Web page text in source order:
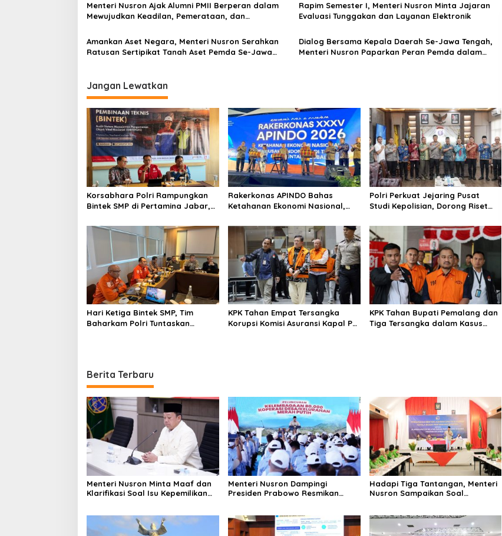
s
Menteri Nusron Ajak Alumni PMII Berperan dalam
Mewujudkan Keadilan, Pemerataan, dan
Rapim Semester I, Menteri Nusron Minta Jajaran
Evaluasi Tunggakan dan Layanan Elektronik
Amankan Aset Negara, Menteri Nusron Serahkan
Ratusan Sertipikat Tanah Aset Pemda Se-Jawa
Dialog Bersama Kepala Daerah Se-Jawa Tengah,
Menteri Nusron Paparkan Peran Pemda dalam
Jangan Lewatkan
Korsabhara Polri Rampungkan
Bintek SMP di Pertamina Jabar,
Persen
Rakerkonas APINDO Bahas
Ketahanan Ekonomi Nasional,
Kolaborasi Lintas Sektor
Polri Perkuat Jejaring Pusat
Studi Kepolisian, Dorong Riset
Hari Ketiga Bintek SMP, Tim
Baharkam Polri Tuntaskan
KPK Tahan Empat Tersangka
Korupsi Komisi Asuransi Kapal PT
KPK Tahan Bupati Pemalang dan
Tiga Tersangka dalam Kasus
Berita Terbaru
Menteri Nusron Minta Maaf dan
Klarifikasi Soal Isu Kepemilikan
Menteri Nusron Dampingi
Presiden Prabowo Resmikan
Hadapi Tiga Tantangan, Menteri
Nusron Sampaikan Soal
Provinsi Sulut